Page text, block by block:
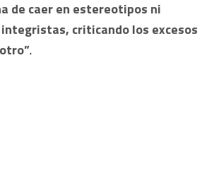
de caer en estereotipos ni
criticando los excesos
.